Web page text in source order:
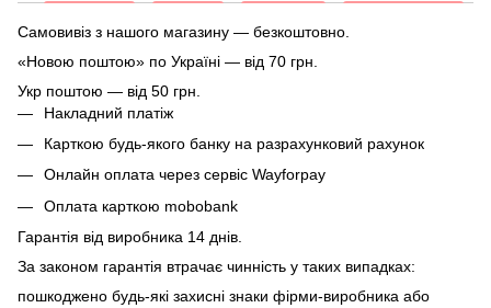
Самовивіз з нашого магазину — безкоштовно.
«Новою поштою» по Україні — від 70 грн.
Укр поштою — від 50 грн.
Накладний платіж
Карткою будь-якого банку на разрахунковий рахунок
Онлайн оплата через сервіс Wayforpay
Оплата карткою mobobank
Гарантія від виробника 14 днів.
За законом гарантія втрачає чинність у таких випадках:
пошкоджено будь-які захисні знаки фірми-виробника або